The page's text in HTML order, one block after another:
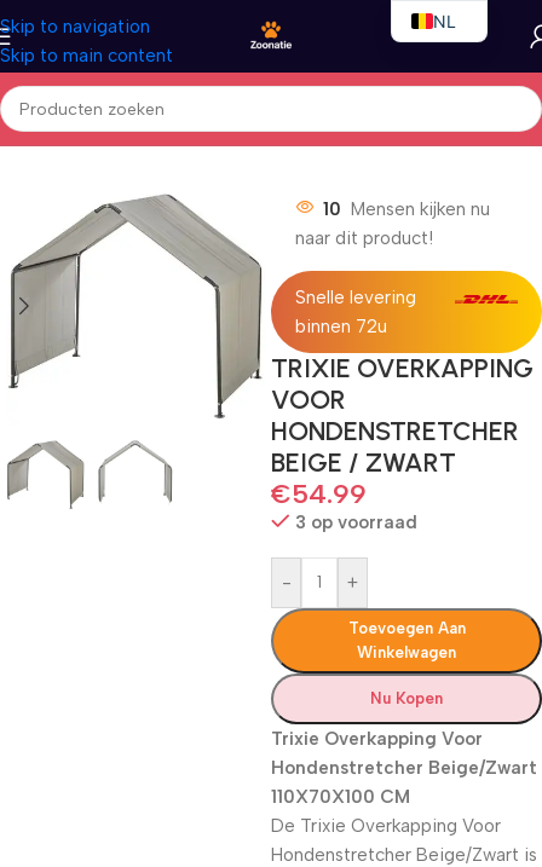
Skip to navigation
Skip to main content
Home/Honden/Outdoor
10 Mensen kijken nu
naar dit product!
Snelle levering
binnen 72u
TRIXIE OVERKAPPING
VOOR
HONDENSTRETCHER
BEIGE / ZWART
€54.99
3 op voorraad
- +
Toevoegen Aan
Winkelwagen
Nu Kopen
Trixie Overkapping Voor
Hondenstretcher Beige/Zwart
110X70X100 CM
De Trixie Overkapping Voor
Hondenstretcher Beige/Zwart is
NL